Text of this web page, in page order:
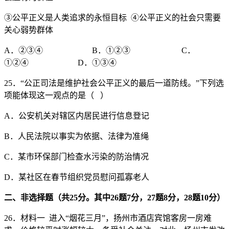
③公平正义是人类追求的永恒目标 ④公平正义的社会只需要
关心弱势群体
A．②③④ B．①②③ C．
①②④ D．①③④
25．“公正司法是维护社会公平正义的最后一道防线。”下列选
项能体现这一观点的是（ ）
A．公安机关对辖区内居民进行信息登记
B．人民法院以事实为依据、法律为准绳
C．某市环保部门检查水污染的防治情况
D．某社区在春节组织党员慰问孤寡老人
二、非选择题（共25分。其中26题7分，27题8分，28题10分）
26．材料一 进入“烟花三月”，扬州市酒店宾馆客房一房难